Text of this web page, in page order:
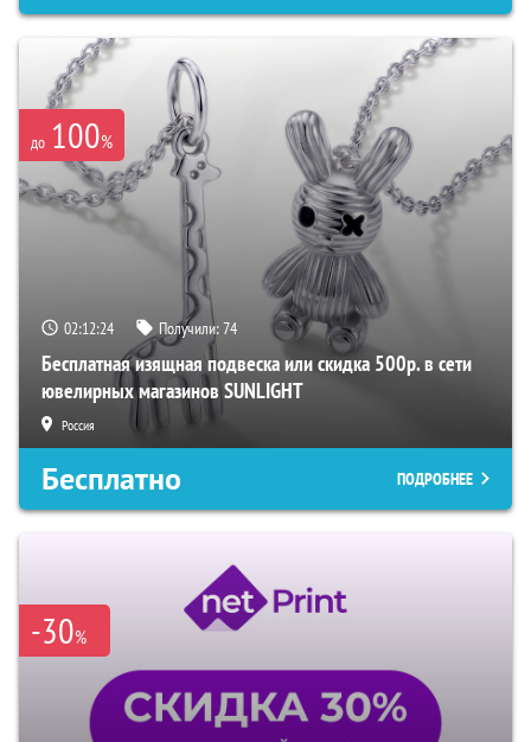
до 100%
02:12:23 Получили:74
Бесплатная изящная подвеска или скидка 500р. в сети
ювелирных магазинов SUNLIGHT
Россия
Бесплатно ПОДРОБНЕЕ
-30%